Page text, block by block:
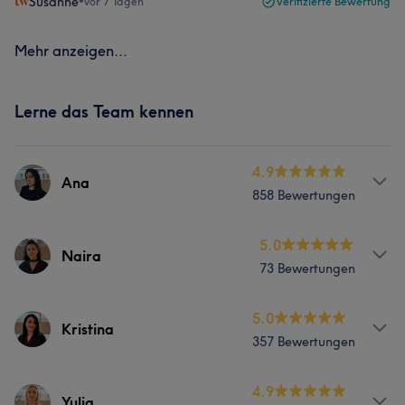
Mehr anzeigen...
Lerne das Team kennen
Ana
4.9
858 Bewertungen
Services
Haarentfernung
Naira
5.0
73 Bewertungen
Services
Haarentfernung
Kristina
5.0
357 Bewertungen
Services 4.9